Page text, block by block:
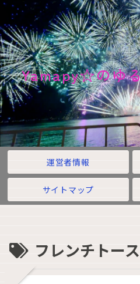
Yamapy☆のゆ
運営者情報
サイトマップ
フレンチトー